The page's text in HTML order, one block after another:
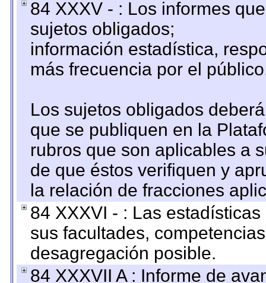
84 XXXV - : Los informes
sujetos obligados;
información estadística,
más frecuencia por el
Los sujetos obligados
que se publiquen en la
rubros que son aplicables a
de que éstos verifiquen y
la relación de fracciones
84 XXXVI - : Las
sus facultades,
desagregación posible.
84 XXXVII A : Informe de